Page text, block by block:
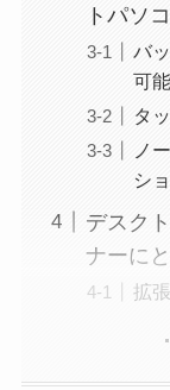
トパソ
バ
可
タ
ノ
シ
デスク
ナーに
拡